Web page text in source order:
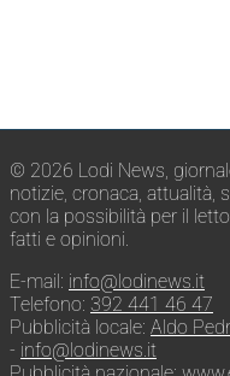
© 2026 Lodi News,
notizie, cronaca, attualità,
con la possibilità per il
fatti e opinioni.
E-mail: info@lodinews.it
Telefono: 392 441 46 47
Pubblicità locale: Aldo
- info@lodinews.it